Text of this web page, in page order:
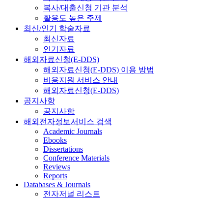
복사/대출신청 기관 분석
활용도 높은 주제
최신/인기 학술자료
최신자료
인기자료
해외자료신청(E-DDS)
해외자료신청(E-DDS) 이용 방법
비용지원 서비스 안내
해외자료신청(E-DDS)
공지사항
공지사항
해외전자정보서비스 검색
Academic Journals
Ebooks
Dissertations
Conference Materials
Reviews
Reports
Databases & Journals
전자저널 리스트